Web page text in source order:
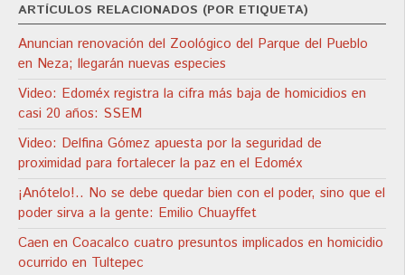
ARTÍCULOS RELACIONADOS (POR ETIQUETA)
Anuncian renovación del Zoológico del Parque del Pueblo
en Neza; llegarán nuevas especies
Video: Edoméx registra la cifra más baja de homicidios en
casi 20 años: SSEM
Video: Delfina Gómez apuesta por la seguridad de
proximidad para fortalecer la paz en el Edoméx
¡Anótelo!.. No se debe quedar bien con el poder, sino que el
poder sirva a la gente: Emilio Chuayffet
Caen en Coacalco cuatro presuntos implicados en homicidio
ocurrido en Tultepec